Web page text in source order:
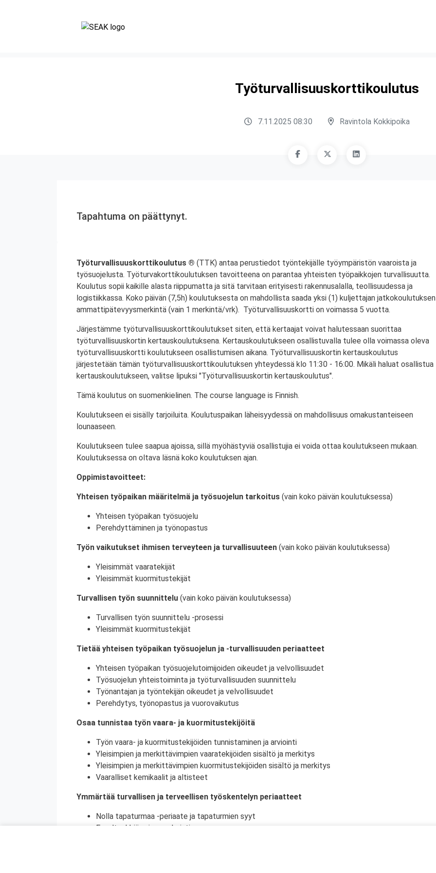
Työturvallisuuskorttikoulutus
7.11.2025 08:30 Ravintola Kokkipoika
Tapahtuma on päättynyt.
Työturvallisuuskorttikoulutus ® (TTK) antaa perustiedot työntekijälle työympäristön vaaroista ja
työsuojelusta. Työturvakorttikoulutuksen tavoitteena on parantaa yhteisten työpaikkojen turvallisuutta.
Koulutus sopii kaikille alasta riippumatta ja sitä tarvitaan erityisesti rakennusalalla, teollisuudessa ja
logistiikkassa. Koko päivän (7,5h) koulutuksesta on mahdollista saada yksi (1) kuljettajan jatkokoulutuksen
ammattipätevyysmerkintä (vain 1 merkintä/vrk). Työturvallisuuskortti on voimassa 5 vuotta.
Järjestämme työturvallisuuskorttikoulutukset siten, että kertaajat voivat halutessaan suorittaa
työturvallisuuskortin kertauskoulutuksena. Kertauskoulutukseen osallistuvalla tulee olla voimassa oleva
työturvallisuuskortti koulutukseen osallistumisen aikana. Työturvallisuuskortin kertauskoulutus
järjestetään tämän työturvallisuuskorttikoulutuksen yhteydessä klo 11:30 - 16:00. Mikäli haluat osallistua
kertauskoulutukseen, valitse lipuksi "Työturvallisuuskortin kertauskoulutus".
Tämä koulutus on suomenkielinen. The course language is Finnish.
Koulutukseen ei sisälly tarjoiluita. Koulutuspaikan läheisyydessä on mahdollisuus omakustanteiseen
lounaaseen.
Koulutukseen tulee saapua ajoissa, sillä myöhästyviä osallistujia ei voida ottaa koulutukseen mukaan.
Koulutuksessa on oltava läsnä koko koulutuksen ajan.
Oppimistavoitteet:
Yhteisen työpaikan määritelmä ja työsuojelun tarkoitus (vain koko päivän koulutuksessa)
Yhteisen työpaikan työsuojelu
Perehdyttäminen ja työnopastus
Työn vaikutukset ihmisen terveyteen ja turvallisuuteen (vain koko päivän koulutuksessa)
Yleisimmät vaaratekijät
Yleisimmät kuormitustekijät
Turvallisen työn suunnittelu (vain koko päivän koulutuksessa)
Turvallisen työn suunnittelu -prosessi
Yleisimmät kuormitustekijät
Tietää yhteisen työpaikan työsuojelun ja -turvallisuuden periaatteet
Yhteisen työpaikan työsuojelutoimijoiden oikeudet ja velvollisuudet
Työsuojelun yhteistoiminta ja työturvallisuuden suunnittelu
Työnantajan ja työntekijän oikeudet ja velvollisuudet
Perehdytys, työnopastus ja vuorovaikutus
Osaa tunnistaa työn vaara- ja kuormitustekijöitä
Työn vaara- ja kuormitustekijöiden tunnistaminen ja arviointi
Yleisimpien ja merkittävimpien vaaratekijöiden sisältö ja merkitys
Yleisimpien ja merkittävimpien kuormitustekijöiden sisältö ja merkitys
Vaaralliset kemikaalit ja altisteet
Ymmärtää turvallisen ja terveellisen työskentelyn periaatteet
Nolla tapaturmaa -periaate ja tapaturmien syyt
Ennaltaehkäisy ja ennakointi